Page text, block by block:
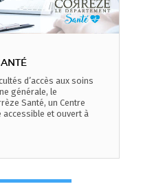
d’accès aux soins
générale, le
Santé, un Centre
et ouvert à